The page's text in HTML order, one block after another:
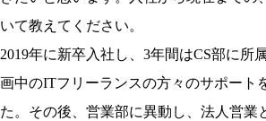
いて教えてください。
2019年に新卒入社し、3年間はCS部に所
画中のITフリーランスの方々のサポート
た。その後、営業部に異動し、法人営業